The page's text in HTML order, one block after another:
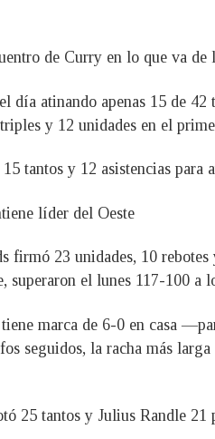
de Curry en lo que va
día atinando apenas 15 de
y 12 unidades en el
tantos y 12 asistencias
líder del Oeste
firmó 23 unidades, 10
superaron el lunes 117-100 a
marca de 6-0 en casa
seguidos, la racha más
25 tantos y Julius Randle